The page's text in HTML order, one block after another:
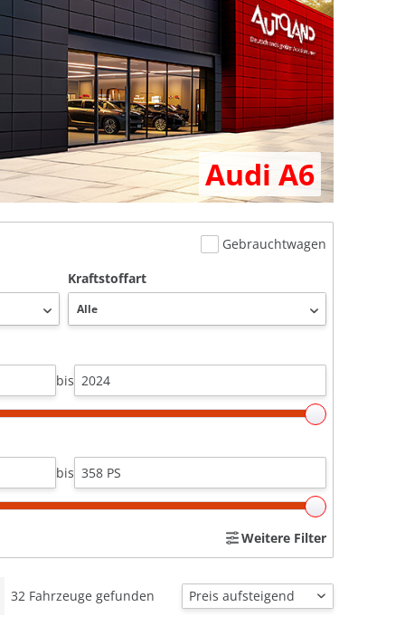
Audi A6
Gebrauchtwagen
Kraftstoffart
bis
bis
Weitere Filter
32 Fahrzeuge gefunden